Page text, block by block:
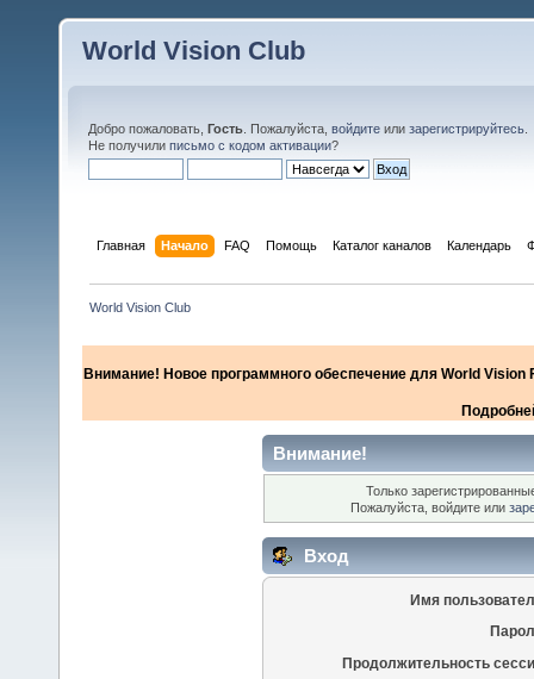
World Vision Club
Добро пожаловать, Гость . Пожалуйста, войдите или зарегистрируйтесь
Не получили письмо с кодом активации?
Главная Начало FAQ Помощь Каталог каналов Календарь
World Vision Club
Внимание! Новое программного обеспечение для World
Внимание!
Только
Пожалуйста, войдите или
Вход
Имя
Продолжительность